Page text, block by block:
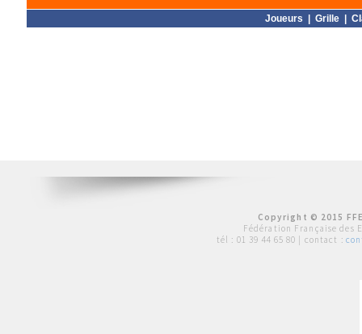
Joueurs Grille|
Copyright © 2015
Fédération Française des
tél : 01 39 44 65 80 | contact :